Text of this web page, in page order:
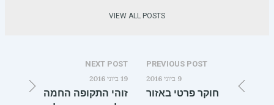
VIEW ALL POSTS
PREVIOUS POST
9 ביוני 2016
חוקר פרטי באזור
NEXT POST
19 ביוני 2016
זוהי התקופה החמה